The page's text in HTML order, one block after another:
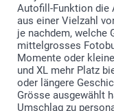
Autofill-Funktion die
aus einer Vielzahl
je nachdem, welche
mittelgrosses
Momente oder
und XL mehr Platz
oder längere
Grösse ausgewählt
Umschlag zu